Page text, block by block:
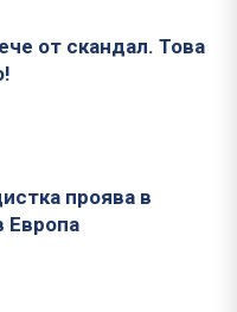
от скандал. Това
проява в
Европа